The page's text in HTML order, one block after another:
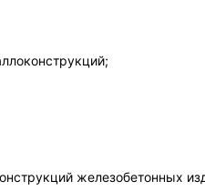
железобетонных